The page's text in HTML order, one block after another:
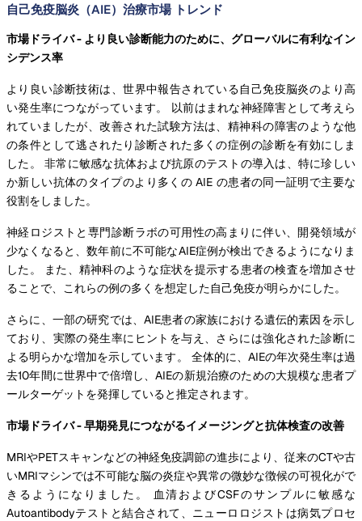
自己免疫脳炎（AIE）治療市場 トレンド
市場ドライバ - より良い診断能力のために、グローバルに有利なイン
シデンス率
より良い診断技術は、世界中報告されている自己免疫脳炎のより高
い発生率につながっています。 以前はまれな神経障害として考えら
れていましたが、改善された試験方法は、精神科の障害のような他
の条件として逃されたり診断された多くの症例の診断を有効にしま
した。 非常に敏感な抗体および抗原のテストの導入は、特に珍しい
か新しい抗体のタイプのより多くの AIE の患者の同一証明で主要な
役割をしました。
神経ロジストと専門診断ラボの可用性の高まりに伴い、開発領域が
少なくなると、数年前に不可能なAIE症例が検出できるようになりま
した。 また、精神科のような症状を提示する患者の検査を増加させ
ることで、これらの例の多くを想定した自己免疫が明らかにした。
さらに、一部の研究では、AIE患者の家族における遺伝的素因を示し
ており、実際の発生率にヒントを与え、さらには強化された診断に
よる明らかな増加を示しています。 全体的に、AIEの年次発生率は過
去10年間に世界中で倍増し、AIEの新規治療のための大規模な患者プ
ールターゲットを発揮していると推定されます。
市場ドライバ - 早期発見につながるイメージングと抗体検査の改善
MRIやPETスキャンなどの神経免疫調節の進歩により、従来のCTや古
いMRIマシンでは不可能な脳の炎症や異常の微妙な徴候の可視化がで
きるようになりました。 血清およびCSFのサンプルに敏感な
Autoantibodyテストと結合されて、ニューロロジストは病気プロセ